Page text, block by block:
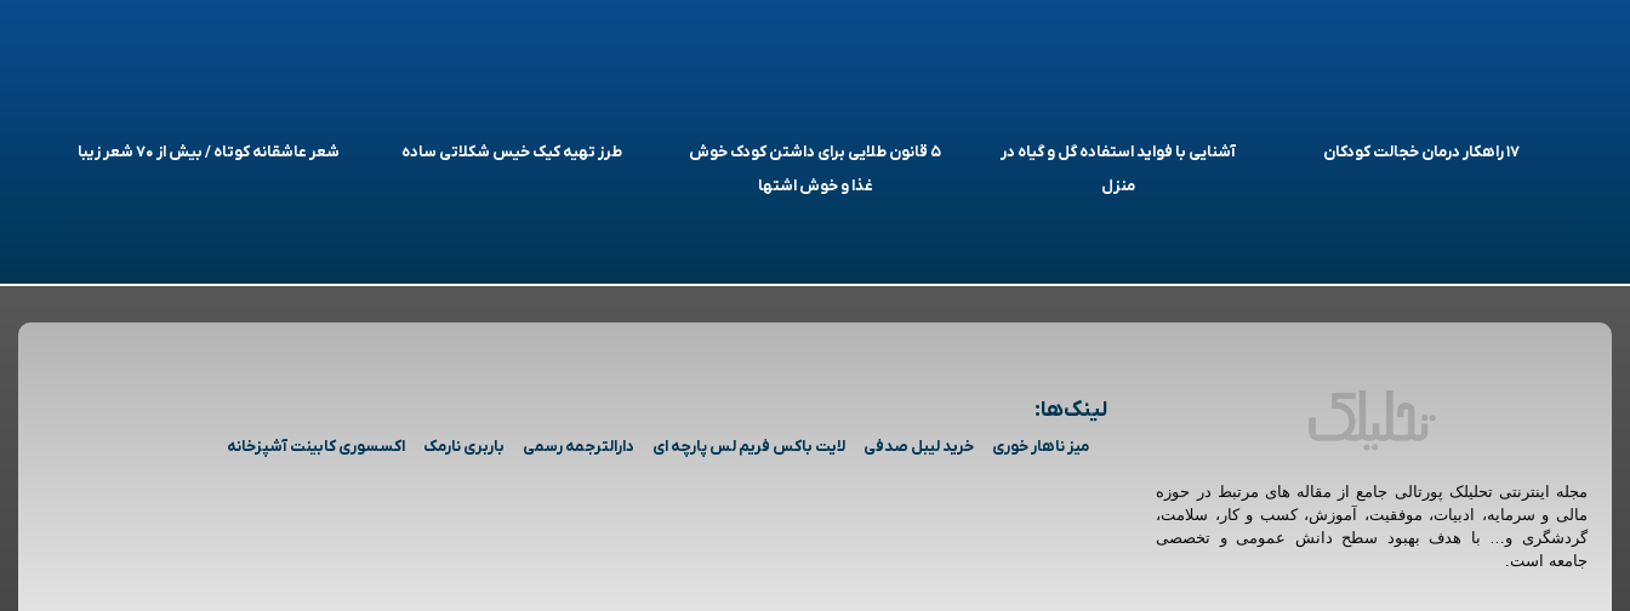
۱۷ راهکار درمان خجالت کودکان
آشنایی با فواید استفاده گل و گیاه در
منزل
۵ قانون طلایی برای داشتن کودک خوش
غذا و خوش اشتها
طرز تهیه کیک خیس شکلاتی ساده شعر عاشقانه کوتاه / بیش از ۷۰ شعر زیبا
مجله اینترنتی تحلیلک پورتالی جامع از مقاله های مرتبط در حوزه
مالی و سرمایه، ادبیات، موفقیت، آموزش، کسب و کار، سلامت،
گردشگری و… با هدف بهبود سطح دانش عمومی و تخصصی
جامعه است.
لینک‌ها:
میز ناهار خوری خرید لیبل صدفی لایت باکس فریم لس پارچه ای دارالترجمه رسمی باربری نارمک اکسسوری کابینت آشپزخانه